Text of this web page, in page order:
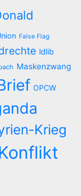
False Flag
Idlib
Maskenzwang
OPCW
Krieg